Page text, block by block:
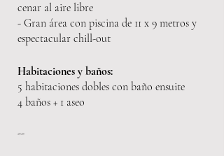
cenar al aire libre
- Gran área con piscina de 11 x 9 metros y
espectacular chill-out
Habitaciones y baños:
5 habitaciones dobles con baño ensuite
4 baños + 1 aseo
--